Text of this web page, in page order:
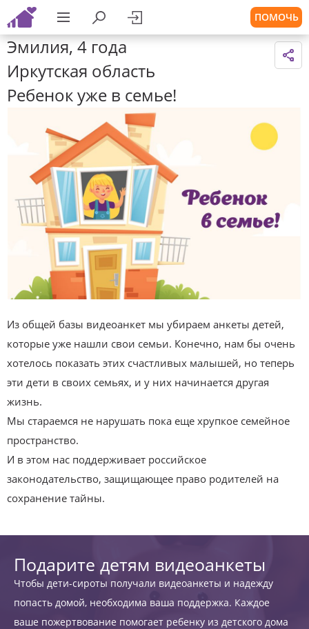
ПОМОЧЬ
Эмилия, 4 года
Иркутская область
Ребенок уже в семье!
Из общей базы видеоанкет мы убираем анкеты детей,
которые уже нашли свои семьи. Конечно, нам бы очень
хотелось показать этих счастливых малышей, но теперь
эти дети в своих семьях, и у них начинается другая
жизнь.
Мы стараемся не нарушать пока еще хрупкое семейное
пространство.
И в этом нас поддерживает российское
законодательство, защищающее право родителей на
сохранение тайны.
Подарите детям видеоанкеты
Чтобы дети-сироты получали видеоанкеты и надежду
попасть домой, необходима ваша поддержка. Каждое
ваше пожертвование помогает ребенку из детского дома